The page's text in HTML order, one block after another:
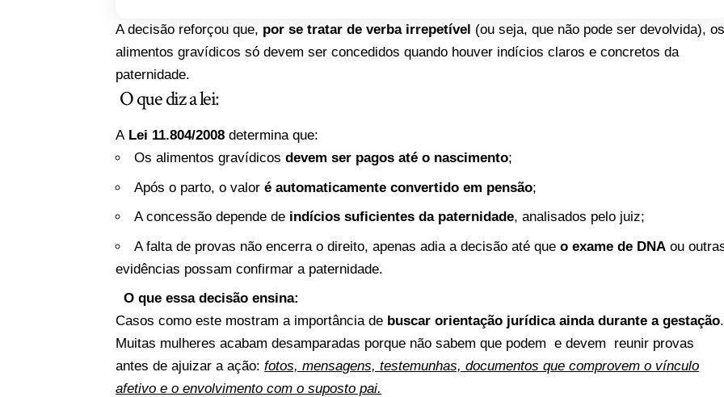
A decisão reforçou que, por se tratar de verba irrepetível (ou seja, que não pode ser devolvida),
alimentos gravídicos só devem ser concedidos quando houver indícios claros e concretos da
paternidade.
O que diz a lei:
A Lei 11.804/2008 determina que:
Os alimentos gravídicosdevem ser pagos até o nascimento;
Após o parto, o valoré automaticamente convertido em pensão;
A concessão depende de indícios suficientes da paternidade, analisados pelo juiz;
A falta de provas não encerra o direito, apenas adia a decisão até queo exame de DNA ou
evidências possam confirmar a paternidade.
O que essa decisão ensina:
Casos como este mostram a importância de buscar orientação jurídica ainda durante a gestação.
Muitas mulheres acabam desamparadas porque não sabem que podem e devem reunir provas
antes de ajuizar a ação:fotos, mensagens, testemunhas, documentos que comprovem o vínculo
afetivo e o envolvimento com o suposto pai.